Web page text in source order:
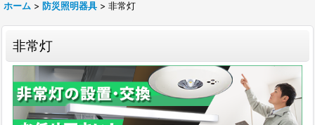
ホーム > 防災照明器具 > 非常灯
非常灯